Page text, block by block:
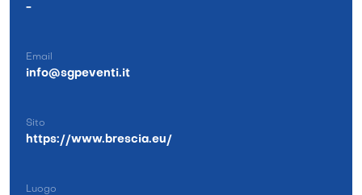
-
Email
info@sgpeventi.it
Sito
https://www.brescia.eu/
Luogo